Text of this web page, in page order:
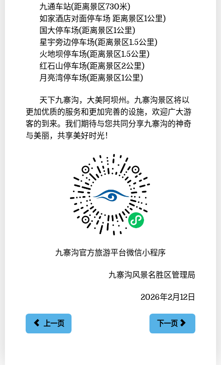
九通车站(距离景区730米)
如家酒店对面停车场 距离景区1公里)
国大停车场(距离景区1公里)
星宇旁边停车场(距离景区1.5公里)
火地坝停车场(距离景区1.5公里)
红石山停车场(距离景区2公里)
月亮湾停车场(距离景区1公里)
天下九寨沟，大美阿坝州。九寨沟景区将以
更加优质的服务和更加完善的设施，欢迎广大游
客的到来。我们期待与您共同分享九寨沟的神奇
与美丽，共享美好时光！
九寨沟官方旅游平台微信小程序
九寨沟风景名胜区管理局
2026年2月12日
上一页 下一页